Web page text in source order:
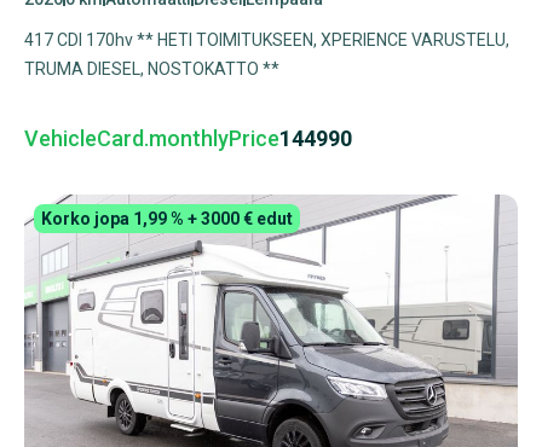
417 CDI 170hv ** HETI TOIMITUKSEEN, XPERIENCE VARUSTELU,
TRUMA DIESEL, NOSTOKATTO **
VehicleCard.monthlyPrice144990
Korko jopa 1,99 % + 3000 € edut